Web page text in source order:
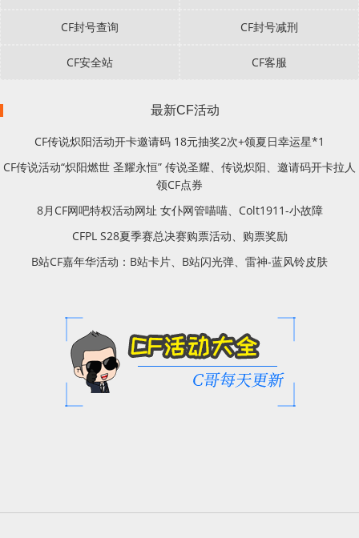
CF封号查询 CF封号减刑
CF安全站 CF客服
最新CF活动
CF传说炽阳活动开卡邀请码 18元抽奖2次+领夏日幸运星*1
CF传说活动“炽阳燃世 圣耀永恒” 传说圣耀、传说炽阳、邀请码开卡拉人
领CF点券
8月CF网吧特权活动网址 女仆网管喵喵、Colt1911-小故障
CFPL S28夏季赛总决赛购票活动、购票奖励
B站CF嘉年华活动：B站卡片、B站闪光弹、雷神-蓝风铃皮肤